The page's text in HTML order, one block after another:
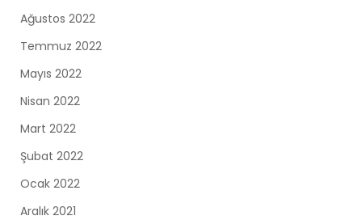
Ağustos 2022
Temmuz 2022
Mayıs 2022
Nisan 2022
Mart 2022
Şubat 2022
Ocak 2022
Aralık 2021